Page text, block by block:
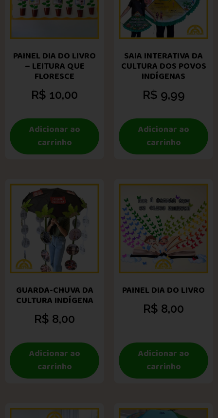
PAINEL DIA DO LIVRO
– LEITURA QUE
FLORESCE
R$ 10,00
Adicionar ao
carrinho
SAIA INTERATIVA DA
CULTURA DOS POVOS
INDÍGENAS
R$ 9,99
Adicionar ao
carrinho
GUARDA-CHUVA DA
CULTURA INDÍGENA
R$ 8,00
Adicionar ao
carrinho
PAINEL DIA DO LIVRO
R$ 8,00
Adicionar ao
carrinho